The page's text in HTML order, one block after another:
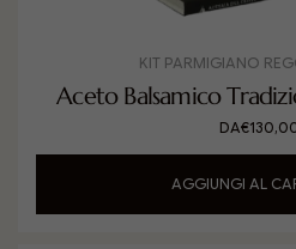
KIT PARMIGIANO
Aceto Balsamico
DOP Extra Vecchio
Reggiano
DA€
AGGIUNGI AL